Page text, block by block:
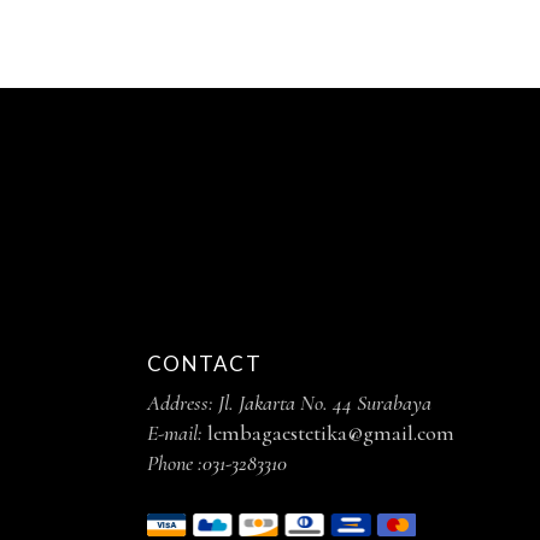
CONTACT
Address: Jl. Jakarta No. 44 Surabaya
E-mail: lembagaestetika@gmail.com
Phone :031-3283310